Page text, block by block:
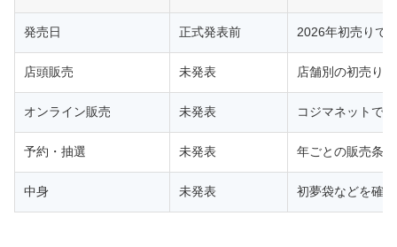
発売日 正式発表前 2026年初売りで
店頭販売 未発表 店舗別の初売り
オンライン販売 未発表 コジマネットで
予約・抽選 未発表 年ごとの販売条
中身 未発表 初夢袋などを確認